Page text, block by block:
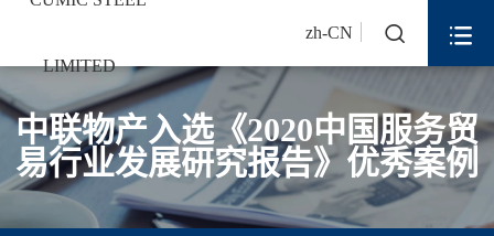
zh-CN  
中联物产入选《2020中国服务贸
易行业发展研究报告》优秀案例